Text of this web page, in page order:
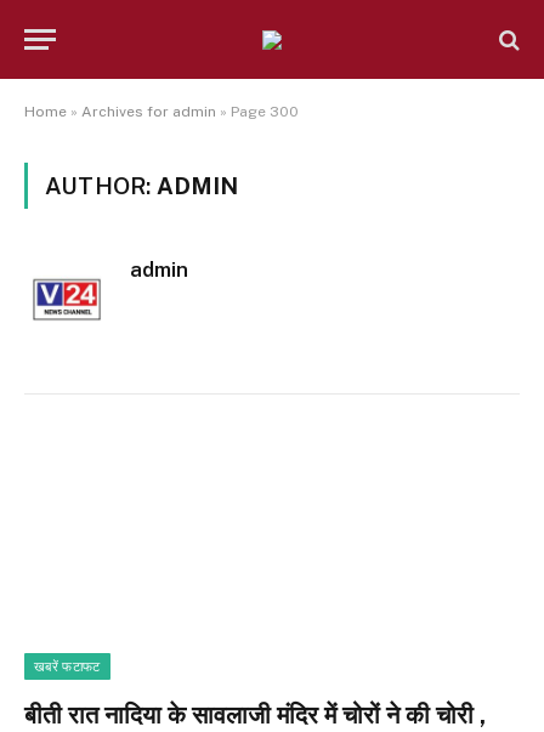
Home » Archives for admin » Page 300
AUTHOR: ADMIN
admin
खबरें फटाफट
बीती रात नादिया के सावलाजी मंदिर में चोरों ने की चोरी ,